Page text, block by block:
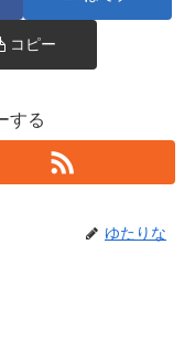
コピー
する
ゆたりな